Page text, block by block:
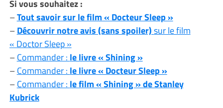
Si vous souhaitez :
–Tout savoir sur le film « Docteur Sleep »
–Découvrir notre avis (sans spoiler)sur le film
« Doctor Sleep »
–Commander : le livre « Shining »
–Commander : le livre « Docteur Sleep »
–Commander : le film « Shining » de Stanley
Kubrick